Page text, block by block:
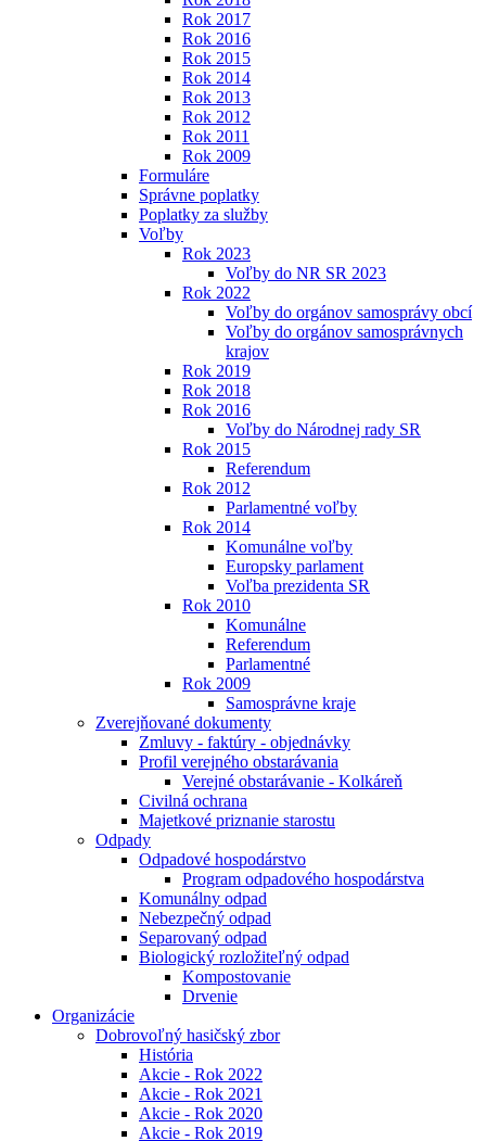
Rok 2017
Rok 2016
Rok 2015
Rok 2014
Rok 2013
Rok 2012
Rok 2011
Rok 2009
Formuláre
Správne poplatky
Poplatky za služby
Voľby
Rok 2023
Voľby do NR SR 2023
Rok 2022
Voľby do orgánov samosprávy obcí
Voľby do orgánov samosprávnych
krajov
Rok 2019
Rok 2018
Rok 2016
Voľby do Národnej rady SR
Rok 2015
Referendum
Rok 2012
Parlamentné voľby
Rok 2014
Komunálne voľby
Europsky parlament
Voľba prezidenta SR
Rok 2010
Komunálne
Referendum
Parlamentné
Rok 2009
Samosprávne kraje
Zverejňované dokumenty
Zmluvy - faktúry - objednávky
Profil verejného obstarávania
Verejné obstarávanie - Kolkáreň
Civilná ochrana
Majetkové priznanie starostu
Odpady
Odpadové hospodárstvo
Program odpadového hospodárstva
Komunálny odpad
Nebezpečný odpad
Separovaný odpad
Biologický rozložiteľný odpad
Kompostovanie
Drvenie
Organizácie
Dobrovoľný hasičský zbor
História
Akcie - Rok 2022
Akcie - Rok 2021
Akcie - Rok 2020
Akcie - Rok 2019